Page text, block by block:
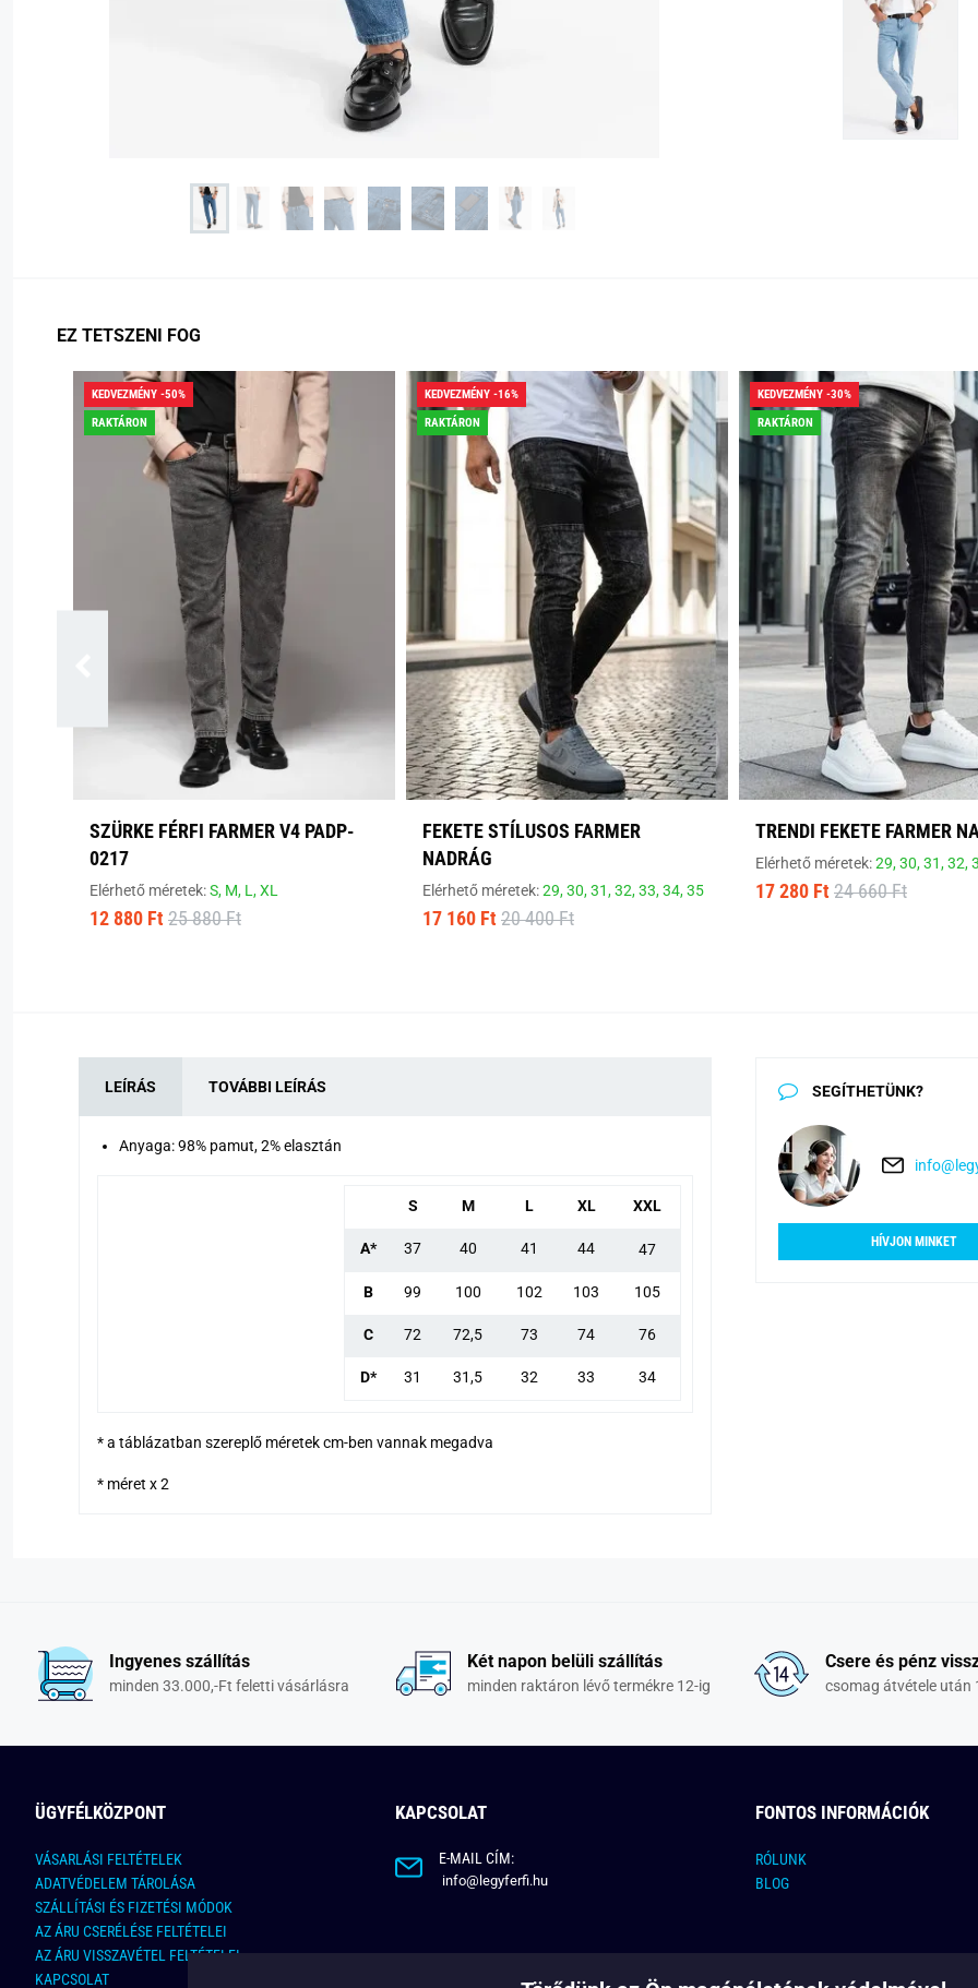
EZ TETSZENI FOG
KEDVEZMÉNY -50%
RAKTÁRON
SZÜRKE FÉRFI FARMER V4 PADP-
0217
Elérhető méretek:S, M, L,XL
12 880 Ft 25 880 Ft
KEDVEZMÉNY -16%
RAKTÁRON
FEKETE STÍLUSOS FARMER
NADRÁG
Elérhető méretek:29,30,31,32,33,34,35
17 160 Ft 20 400 Ft
KEDVEZMÉNY -30%
RAKTÁRON
TRENDI FEKETE FARMER
Elérhető méretek:29,30,31,32,
17 280 Ft 24 660 Ft
LEÍRÁS TOVÁBBI LEÍRÁS
Anyaga: 98% pamut, 2% elasztán
S M L XL XXL
A* 37 40 41 44 47
B 99 100 102 103 105
C 72 72,5 73 74 76
D* 31 31,5 32 33 34
* a táblázatban szereplő méretek cm-ben vannak megadva
* méret x 2
SEGÍTHETÜNK?
HÍVJON MINKET
Ingyenes szállítás
minden 33.000,-Ft feletti vásárlásra
Két napon belüli szállítás
minden raktáron lévő termékre 12-ig
Csere és pénz
csomag átvétele után
ÜGYFÉLKÖZPONT
VÁSARLÁSI FELTÉTELEK
ADATVÉDELEM TÁROLÁSA
SZÁLLÍTÁSI ÉS FIZETÉSI MÓDOK
AZ ÁRU CSERÉLÉSE FELTÉTELEI
AZ ÁRU VISSZAVÉTEL FELTÉTELEI
KAPCSOLAT
KAPCSOLAT
E-MAIL CÍM:
info@legyferfi.hu
FONTOS INFORMÁCIÓK
RÓLUNK
BLOG